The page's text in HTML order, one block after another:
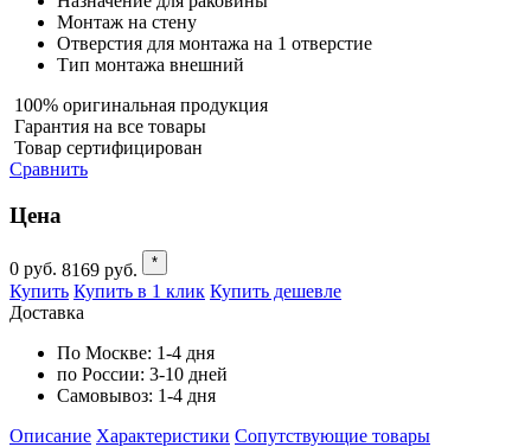
Монтаж на стену
Отверстия для монтажа на 1 отверстие
Тип монтажа внешний
100% оригинальная продукция
Гарантия на все товары
Товар сертифицирован
Сравнить
Цена
0 руб. 8169 руб. *
Купить Купить в 1 клик Купить дешевле
Доставка
По Москве: 1-4 дня
по России: 3-10 дней
Самовывоз: 1-4 дня
Описание Характеристики Cопутствующие товары